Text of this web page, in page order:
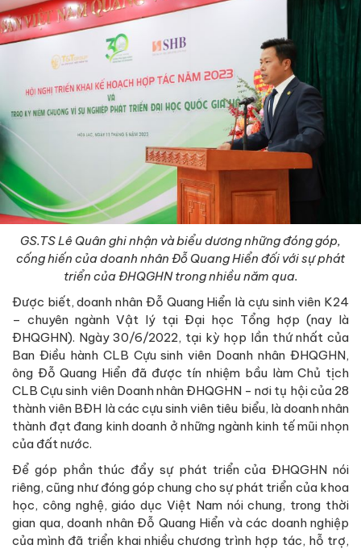
GS.TS Lê Quân ghi nhận và biểu dương những đóng góp,
cống hiến của doanh nhân Đỗ Quang Hiển đối với sự phát
triển của ĐHQGHN trong nhiều năm qua.
Được biết, doanh nhân Đỗ Quang Hiển là cựu sinh viên K24
– chuyên ngành Vật lý tại Đại học Tổng hợp (nay là
ĐHQGHN). Ngày 30/6/2022, tại kỳ họp lần thứ nhất của
Ban Điều hành CLB Cựu sinh viên Doanh nhân ĐHQGHN,
ông Đỗ Quang Hiển đã được tín nhiệm bầu làm Chủ tịch
CLB Cựu sinh viên Doanh nhân ĐHQGHN - nơi tụ hội của 28
thành viên BĐH là các cựu sinh viên tiêu biểu, là doanh nhân
thành đạt đang kinh doanh ở những ngành kinh tế mũi nhọn
của đất nước.
Để góp phần thúc đẩy sự phát triển của ĐHQGHN nói
riêng, cũng như đóng góp chung cho sự phát triển của khoa
học, công nghệ, giáo dục Việt Nam nói chung, trong thời
gian qua, doanh nhân Đỗ Quang Hiển và các doanh nghiệp
của mình đã triển khai nhiều chương trình hợp tác, hỗ trợ,